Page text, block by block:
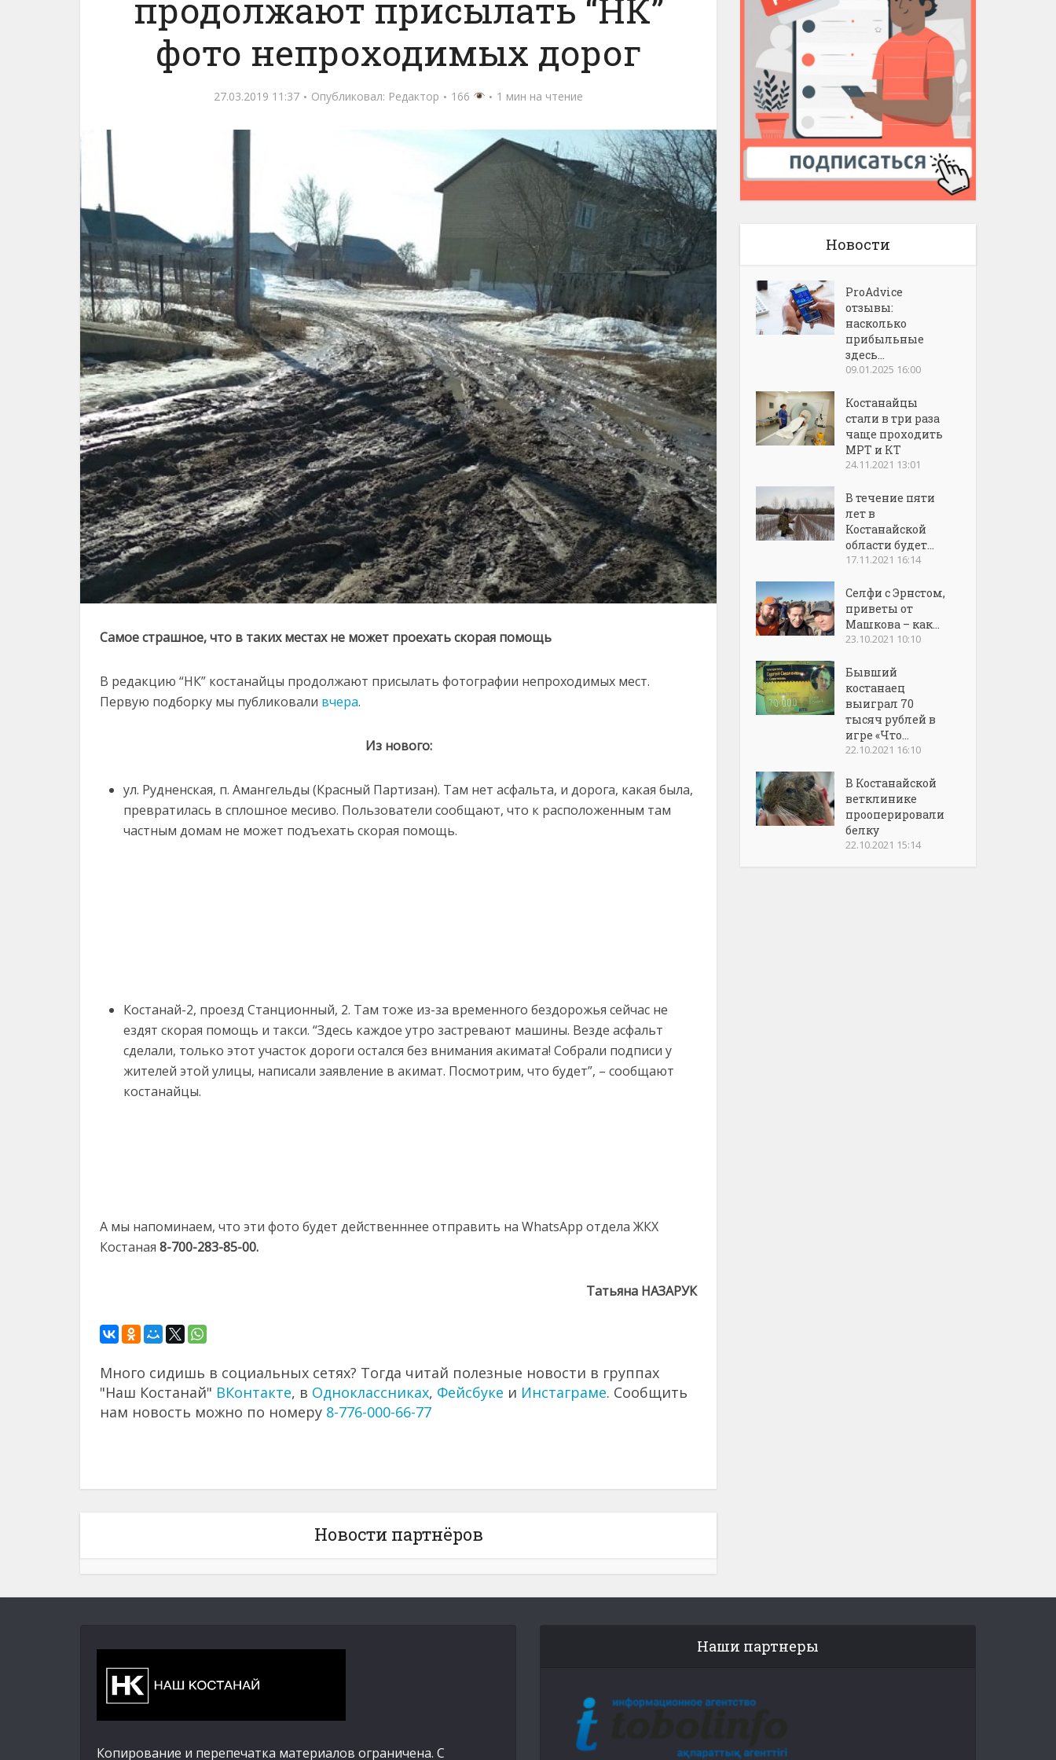
продолжают присылать “НК”
фото непроходимых дорог
27.03.2019 11:37 Опубликовал: Редактор 166 1 мин на чтение
Самое страшное, что в таких местах не может проехать скорая помощь
В редакцию “НК” костанайцы продолжают присылать фотографии непроходимых мест.
Первую подборку мы публиковали вчера.
Из нового:
ул. Рудненская, п. Амангельды (Красный Партизан). Там нет асфальта, и дорога, какая была,
превратилась в сплошное месиво. Пользователи сообщают, что к расположенным там
частным домам не может подъехать скорая помощь.
Костанай-2, проезд Станционный, 2. Там тоже из-за временного бездорожья сейчас не
ездят скорая помощь и такси. “Здесь каждое утро застревают машины. Везде асфальт
сделали, только этот участок дороги остался без внимания акимата! Собрали подписи у
жителей этой улицы, написали заявление в акимат. Посмотрим, что будет”, – сообщают
костанайцы.
А мы напоминаем, что эти фото будет действенннее отправить на WhatsApp отдела ЖКХ
Костаная 8-700-283-85-00.
Татьяна НАЗАРУК
Много сидишь в социальных сетях? Тогда читай полезные новости в группах
"Наш Костанай" ВКонтакте, в Одноклассниках, Фейсбуке и Инстаграме. Сообщить
нам новость можно по номеру 8-776-000-66-77
Новости партнёров
Новости
ProAdvice
отзывы:
насколько
прибыльные
здесь...
09.01.2025 16:00
Костанайцы
стали в три раза
чаще проходить
МРТ и КТ
24.11.2021 13:01
В течение пяти
лет в
Костанайской
области будет...
17.11.2021 16:14
Селфи с Эрнстом,
приветы от
Машкова – как...
23.10.2021 10:10
Бывший
костанаец
выиграл 70
тысяч рублей в
игре «Что...
22.10.2021 16:10
В Костанайской
ветклинике
прооперировали
белку
22.10.2021 15:14
Копирование и перепечатка материалов ограничена. С
Наши партнеры